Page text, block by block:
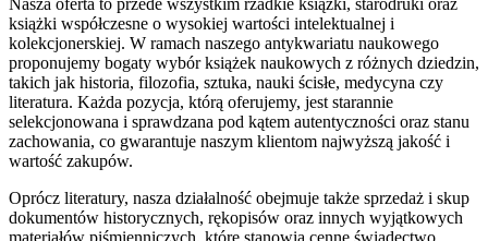
Nasza oferta to przede wszystkim rzadkie książki, starodruki oraz
książki współczesne o wysokiej wartości intelektualnej i
kolekcjonerskiej. W ramach naszego antykwariatu naukowego
proponujemy bogaty wybór książek naukowych z różnych dziedzin,
takich jak historia, filozofia, sztuka, nauki ścisłe, medycyna czy
literatura. Każda pozycja, którą oferujemy, jest starannie
selekcjonowana i sprawdzana pod kątem autentyczności oraz stanu
zachowania, co gwarantuje naszym klientom najwyższą jakość i
wartość zakupów.
Oprócz literatury, nasza działalność obejmuje także sprzedaż i skup
dokumentów historycznych, rękopisów oraz innych wyjątkowych
materiałów piśmienniczych, które stanowią cenne świadectwo